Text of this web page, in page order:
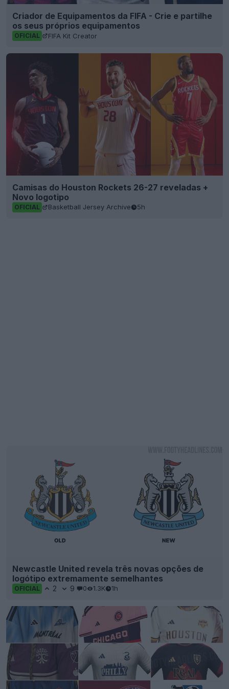
Criador de Equipamentos da FIFA - Crie e partilhe
os seus próprios equipamentos
OFICIAL FIFA Kit Creator
Camisas do Houston Rockets 26-27 reveladas +
Novo logotipo
OFICIAL Basketball Jersey Archive 5h
Newcastle United revela três novas opções de
logótipo extremamente semelhantes
OFICIAL 2 9 0 1.3K 1h